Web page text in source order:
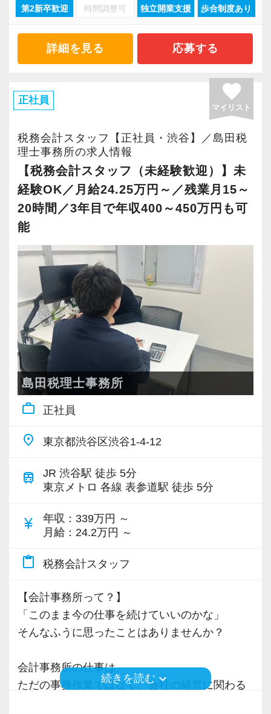
供する真の「税務プロフェッショナル」として
【目指すは“大家族のような会社”明るく楽しく一
「こんな明るい事務所ははじめて」と言われる
ほど、仲が良くて明るいのが当社の特徴です。
実践型インターンは成⻑性を重視していて、や
りがいを持てることとステップアップできるこ
とを第一に考えています。
将来会計事務所で活躍したい熱い想いのある
方、お待ちしています！
【実務型研修・教育制度充実！学生の間に、こ
れからの会計業界で生き残るために必要な専門
性を磨けます】
会計業界はいずれコンピューターやAIに取って
変わられる職業と言われています。
その中で生き残るためにできることはコンピュ
ーターやAIにはできないお客様とのコミュニケ
ーション力を磨くこと。
当社では、全員がお客様のことを一番に考え、
最新の税務・会計サービスを提供しています。
心してください！
社員と同じように実務経験を積みながら税法や
会計の知識を得られるようフォロー体制はバッ
【先輩スタッフのサポートを受けながら段階を
踏んでステップアップできます♪】
入社してからのステップアッププランを準備し
ップしていきましょう。
▽ステップ1(入社〜約1ヶ月)
しながら少しずつレベルアップしていきましょ
う。実際の数字に触れながら業務に取り組んで
当事務所はクライアントは業種・規模ともに多
種多様です。
渋谷という立地柄、スタートアップやIT系企業
が多く、スピード感のある実務経験を積むこと
意欲と実力次第で、新規顧客対応や提案業務に
も早期から関わることが可能です。
税務だけでなく、コミュニケーション力・提案
力も磨ける環境です。
私たちは、単なる税務処理ではなく「顧客に寄
り添うサービス」を重視しています。
オンライン面談やITツールの活用など、時代に
合わせた柔軟な対応を積極的に取り入れていま
す。
お客様からは「対応力」や「コミュニケーショ
ンの質」で評価をいただいています。
専門知識だけでなく、人として信頼される力を
大切にしたい方には最適な環境です。
【あなたに合ったキャリア・評価制度を試して
みませんか？】
・担当顧客に応じたインセンティブ制度あり
可能
・年収600万円以上も十分に実現可能
また、将来独立を目指す方も歓迎しています。
実際に当事務所から独立したスタッフも多数い
ます。
リクルートサイト（外部リンク）
第2新卒歓迎 時間調整可 独立開業支援 歩合制度あり
詳細を見る 応募する
正社員 favorite
マイリスト
税務会計スタッフ【正社員・渋谷】／島田税
理士事務所の求人情報
【税務会計スタッフ（未経験歓迎）】未
経験OK／月給24.25万円～／残業月15～
20時間／3年目で年収400～450万円も可
能
島田税理士事務所
work_outline 正社員
place 東京都渋谷区渋谷1-4-12
train
JR 渋谷駅 徒歩 5分
東京メトロ 各線 表参道駅 徒歩 5分
currency_yen 年収 ：339万円 ～
月給 ：24.2万円 ～
content_paste 税務会計スタッフ
【会計事務所って？】
「このまま今の仕事を続けていいのかな」
そんなふうに思ったことはありませんか？
会計事務所の仕事は、
ただの事務作業ではなく、会社の経営に関わる
続きを読む keyboard_arrow_down